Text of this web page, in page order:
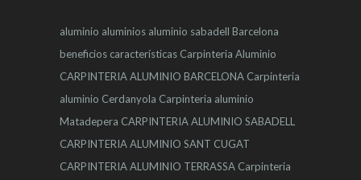
aluminio aluminios aluminio sabadell Barcelona
beneficios características Carpinteria Aluminio
CARPINTERIA ALUMINIO BARCELONA Carpinteria
aluminio Cerdanyola Carpinteria aluminio
Matadepera CARPINTERIA ALUMINIO SABADELL
CARPINTERIA ALUMINIO SANT CUGAT
CARPINTERIA ALUMINIO TERRASSA Carpinteria